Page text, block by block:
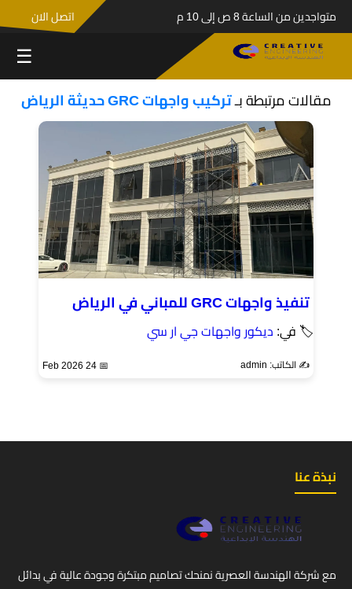
متواجدين من الساعة 8 ص إلى 10 م اتصل الان
☰
مقالات مرتبطة بـتركيب واجهات GRC حديثة الرياض
تنفيذ واجهات GRC للمباني في الرياض
🏷 في: ديكور واجهات جي ار سي
✍️ الكاتب: admin 📅 24 Feb 2026
نبذة عنا
مع شركة الهندسة العصرية نمنحك تصاميم مبتكرة وجودة عالية في بدائل